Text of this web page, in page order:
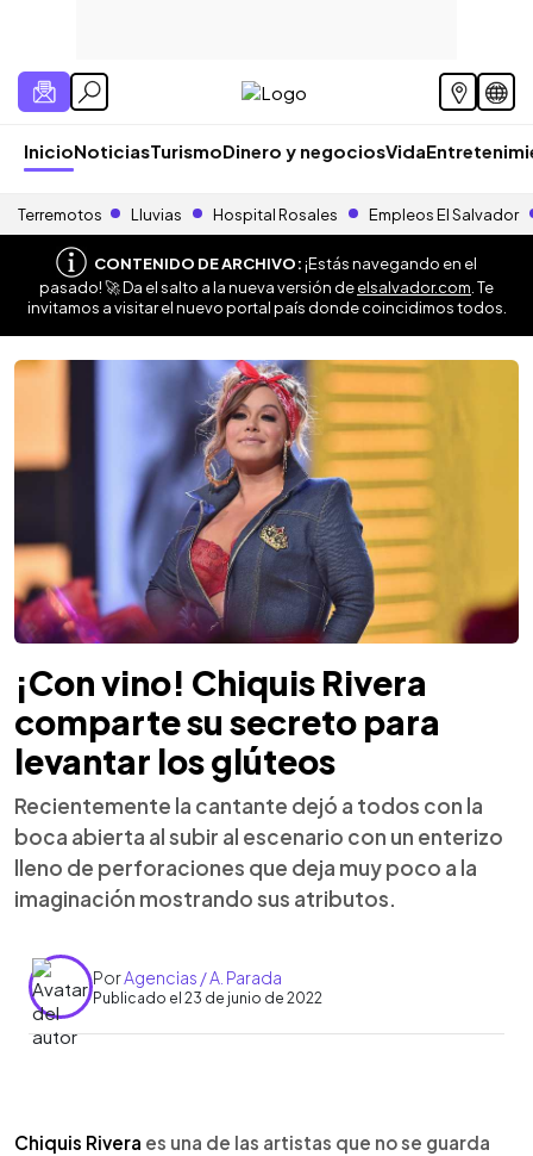
InicioNoticiasTurismoDinero y negociosVida
Terremotos Lluvias Hospital Rosales Empleos El Salvador
CONTENIDO DE ARCHIVO:¡Estás navegando en el
pasado! 🚀 Da el salto a la nueva versión deelsalvador.com . Te
invitamos a visitar el nuevo portal país donde coincidimos todos.
¡Con vino! Chiquis Rivera
comparte su secreto para
levantar los glúteos
Recientemente la cantante dejó a todos con la
boca abierta al subir al escenario con un enterizo
lleno de perforaciones que deja muy poco a la
imaginación mostrando sus atributos.
PorAgencias / A. Parada
Publicado el 23 de junio de 2022
► Escuchar artículo
Chiquis Rivera es una de las artistas que no se guarda